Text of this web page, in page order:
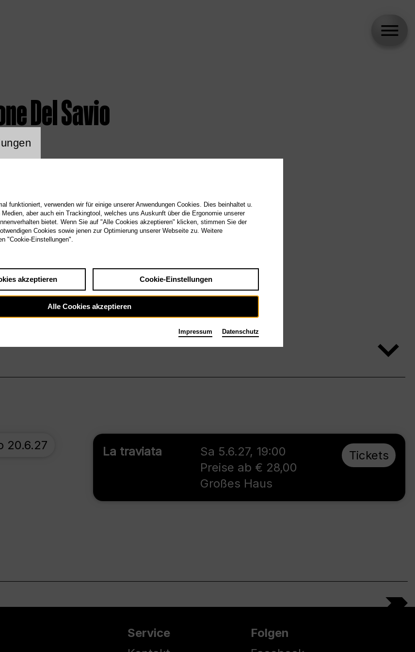
Del Savio
La traviata Sa 5.6.27, 19:00
Preise ab € 28,00
Großes Haus
Tickets
20.6.27
Service
Folgen
Cookie
funktioniert, verwenden wir für einige unserer Anwendungen Cookies. Dies beinhaltet u.
aber auch ein Trackingtool, welches uns Auskunft über die Ergonomie unserer
bietet. Wenn Sie auf "Alle Cookies akzeptieren" klicken, stimmen Sie der
Cookies sowie jenen zur Optimierung unserer Webseite zu. Weitere
"Cookie-Einstellungen".
akzeptieren Cookie-Einstellungen
Alle Cookies akzeptieren
Impressum Datenschutz